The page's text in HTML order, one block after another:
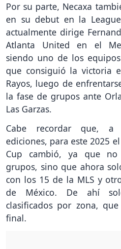
Por su parte, Necaxa
en su debut en la
actualmente dirige
Atlanta United en el
siendo uno de los
que consiguió la victoria
Rayos, luego de
la fase de grupos ante
Las Garzas.
Cabe recordar que, a
ediciones, para este 2025
Cup cambió, ya que
grupos, sino que ahora
con los 15 de la MLS y
de México. De ahí
clasificados por zona,
final.